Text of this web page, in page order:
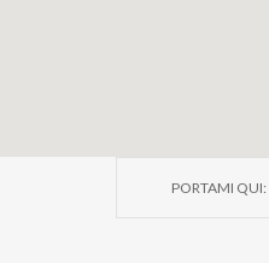
PORTAMI QUI: